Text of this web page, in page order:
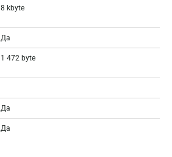
8 kbyte
Да
1 472 byte
Да
Да